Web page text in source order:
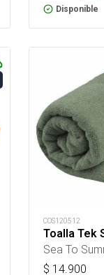
Disponible
COS120512
Toalla Tek
Sea To
$ 14.900